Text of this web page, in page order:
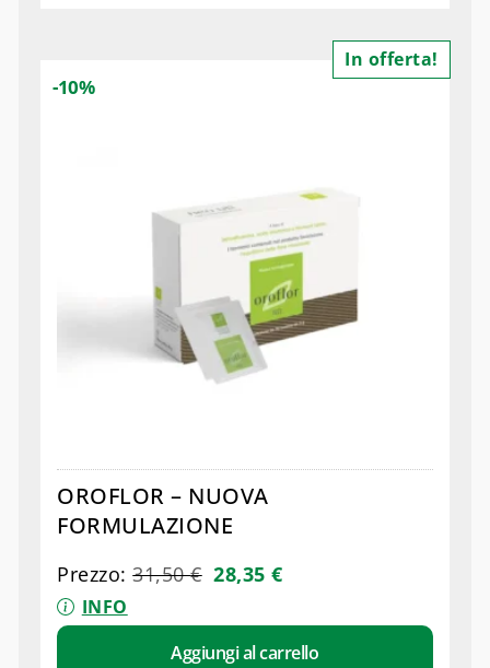
OROFLOR – NUOVA
FORMULAZIONE
Prezzo:31,50€ 28,35€
INFO
Aggiungi al carrello
In offerta!
-10%